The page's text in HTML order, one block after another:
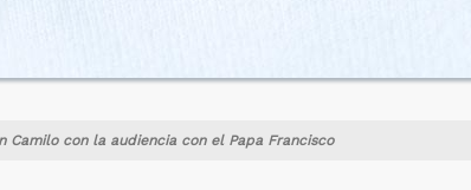
con la audiencia con el Papa Francisco